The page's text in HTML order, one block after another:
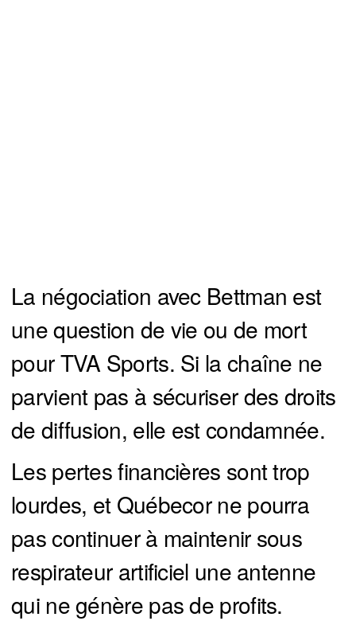
La négociation avec Bettman est
une question de vie ou de mort
pour TVA Sports. Si la chaîne ne
parvient pas à sécuriser des droits
de diffusion, elle est condamnée.
Les pertes financières sont trop
lourdes, et Québecor ne pourra
pas continuer à maintenir sous
respirateur artificiel une antenne
qui ne génère pas de profits.